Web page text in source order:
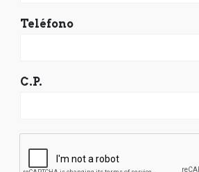
Teléfono
C.P.